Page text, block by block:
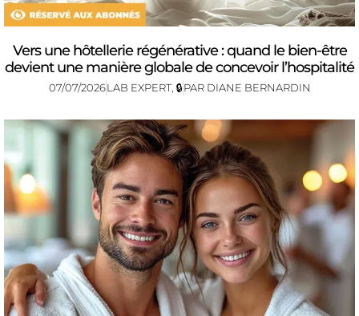
Vers une hôtellerie régénérative : quand le bien-être
devient une manière globale de concevoir l’hospitalité
07/07/2026LAB EXPERT, 🔒PAR DIANE BERNARDIN